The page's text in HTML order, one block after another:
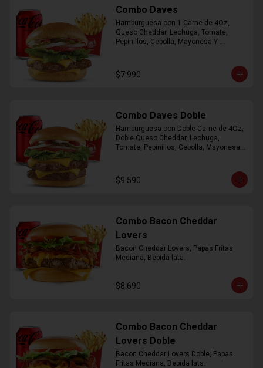
Combo Daves
Hamburguesa con 1 Carne de 4Oz,
Queso Cheddar, Lechuga, Tomate,
Pepinillos, Cebolla, Mayonesa Y
$7.990
Combo Daves Doble
Hamburguesa con Doble Carne de 4Oz,
Doble Queso Cheddar, Lechuga,
Tomate, Pepinillos, Cebolla, Mayonesa y
$9.590
Combo Bacon Cheddar
Lovers
Bacon Cheddar Lovers, Papas Fritas
Mediana, Bebida lata.
$8.690
Combo Bacon Cheddar
Lovers Doble
Bacon Cheddar Lovers Doble, Papas
Fritas Mediana, Bebida lata.